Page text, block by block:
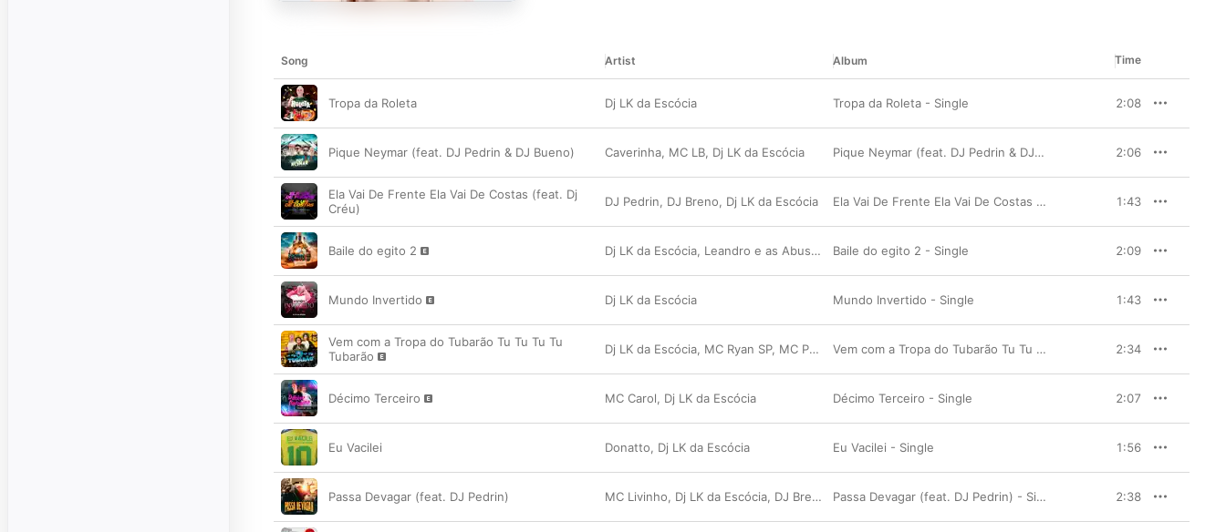
Song Artist Album Time
Tropa da Roleta Dj LK da Escócia Tropa da Roleta - Single 2:08
Pique Neymar (feat. DJ Pedrin & DJ Bueno) Caverinha, MC LB, Dj LK da Escócia Pique Neymar (feat. DJ Pedrin & DJ Bueno) - Single 2:06
Ela Vai De Frente Ela Vai De Costas (feat. Dj
Créu)
DJ Pedrin, DJ Breno, Dj LK da Escócia Ela Vai De Frente Ela Vai De Costas (feat. Dj Créu) - Single 1:43
Baile do egito 2 Dj LK da Escócia, Leandro e as Abusadas Baile do egito 2 - Single 2:09
Mundo Invertido Dj LK da Escócia Mundo Invertido - Single 1:43
Vem com a Tropa do Tubarão Tu Tu Tu Tu
Tubarão
Dj LK da Escócia, MC Ryan SP, MC Pânico Vem com a Tropa do Tubarão Tu Tu Tu Tu Tubarão - Single 2:34
Décimo Terceiro MC Carol, Dj LK da Escócia Décimo Terceiro - Single 2:07
Eu Vacilei Donatto, Dj LK da Escócia Eu Vacilei - Single 1:56
Passa Devagar (feat. DJ Pedrin) MC Livinho, Dj LK da Escócia, DJ Breno Passa Devagar (feat. DJ Pedrin) - Single 2:38